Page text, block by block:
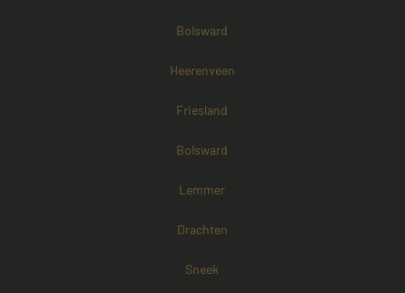
Bolsward
Heerenveen
Friesland
Bolsward
Lemmer
Drachten
Sneek